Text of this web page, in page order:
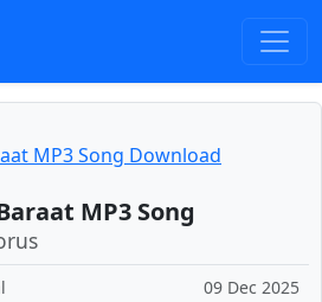
MP3 Song Download
MP3 Song
09 Dec 2025